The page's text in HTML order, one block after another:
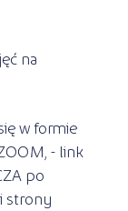
na
w formie
- link
po
strony